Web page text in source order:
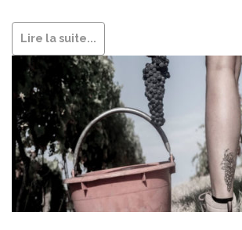
Lire la suite...